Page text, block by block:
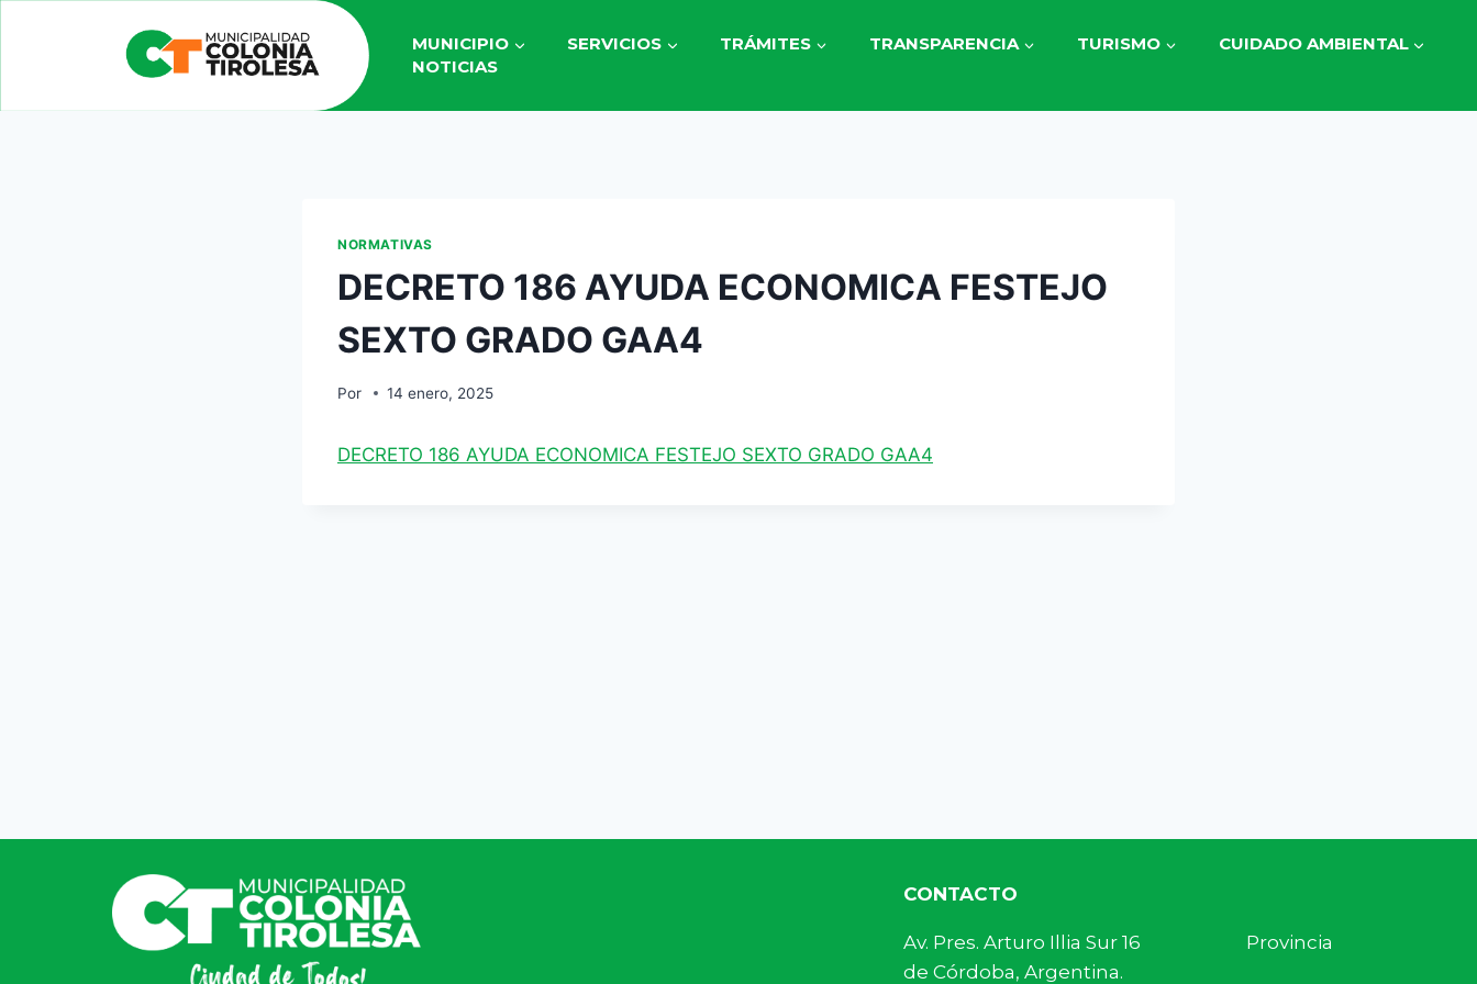
MUNICIPIO SERVICIOS TRÁMITES TRANSPARENCIA TURISMO
CUIDADO AMBIENTAL
NOTICIAS
NORMATIVAS
DECRETO 186 AYUDA ECONOMICA FESTEJO
SEXTO GRADO GAA4
Por 14 enero, 2025
DECRETO 186 AYUDA ECONOMICA FESTEJO SEXTO GRADO GAA4
CONTACTO
Av. Pres. Arturo Illia Sur 16 Provincia
de Córdoba, Argentina.